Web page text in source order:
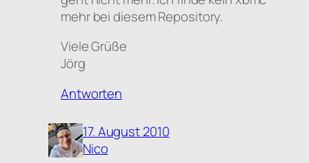
mehr bei diesem Repository.
Viele Grüße
Jörg
Antworten
17. August 2010
Nico